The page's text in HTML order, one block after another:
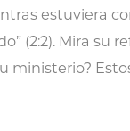
estuviera
(2:2). Mira su
ministerio?